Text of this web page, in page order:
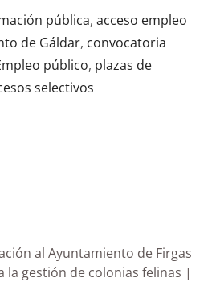
pública, acceso empleo
de Gáldar, convocatoria
público, plazas de
selectivos
al Ayuntamiento de Firgas
la gestión de colonias felinas |